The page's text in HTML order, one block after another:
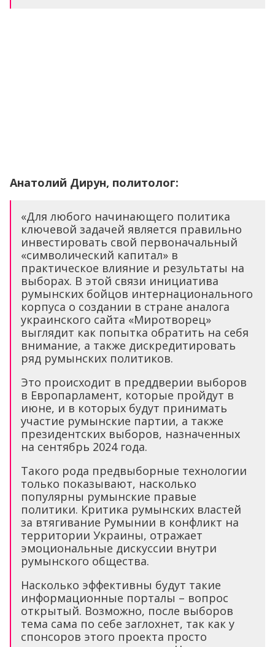
Анатолий Дирун, политолог:
«Для любого начинающего политика
ключевой задачей является правильно
инвестировать свой первоначальный
«символический капитал» в
практическое влияние и результаты на
выборах. В этой связи инициатива
румынских бойцов интернационального
корпуса о создании в стране аналога
украинского сайта «Миротворец»
выглядит как попытка обратить на себя
внимание, а также дискредитировать
ряд румынских политиков.
Это происходит в преддверии выборов
в Европарламент, которые пройдут в
июне, и в которых будут принимать
участие румынские партии, а также
президентских выборов, назначенных
на сентябрь 2024 года.
Такого рода предвыборные технологии
только показывают, насколько
популярны румынские правые
политики. Критика румынских властей
за втягивание Румынии в конфликт на
территории Украины, отражает
эмоциональные дискуссии внутри
румынского общества.
Насколько эффективны будут такие
информационные порталы – вопрос
открытый. Возможно, после выборов
тема сама по себе заглохнет, так как у
спонсоров этого проекта просто